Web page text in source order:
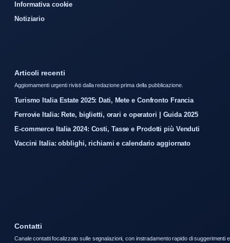
Informativa cookie
Notiziario
Articoli recenti
Aggiornamenti urgenti rivisti dalla redazione prima della pubblicazione.
Turismo Italia Estate 2025: Dati, Mete e Confronto Francia
Ferrovie Italia: Rete, biglietti, orari e operatori | Guida 2025
E-commerce Italia 2024: Costi, Tasse e Prodotti più Venduti
Vaccini Italia: obblighi, richiami e calendario aggiornato
Contatti
Canale contatti focalizzato sulle segnalazioni, con instradamento rapido di suggerimenti e